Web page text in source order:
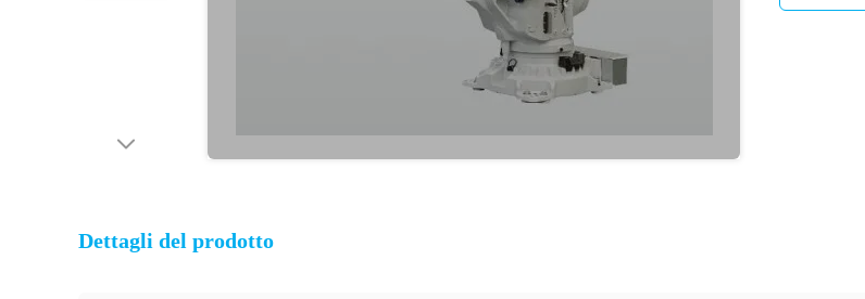
Dettagli del prodotto